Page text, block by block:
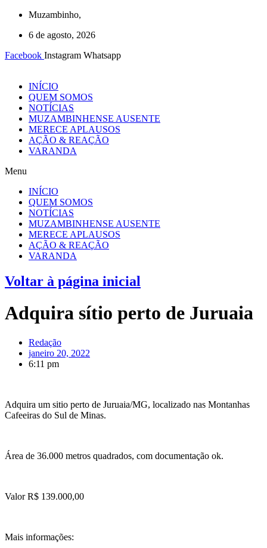
Muzambinho,
6 de agosto, 2026
Facebook Instagram Whatsapp
INÍCIO
QUEM SOMOS
NOTÍCIAS
MUZAMBINHENSE AUSENTE
MERECE APLAUSOS
AÇÃO & REAÇÃO
VARANDA
Menu
INÍCIO
QUEM SOMOS
NOTÍCIAS
MUZAMBINHENSE AUSENTE
MERECE APLAUSOS
AÇÃO & REAÇÃO
VARANDA
Voltar à página inicial
Adquira sítio perto de Juruaia
Redação
janeiro 20, 2022
6:11 pm
Adquira um sitio perto de Juruaia/MG, localizado nas Montanhas
Cafeeiras do Sul de Minas.
Área de 36.000 metros quadrados, com documentação ok.
Valor R$ 139.000,00
Mais informações: